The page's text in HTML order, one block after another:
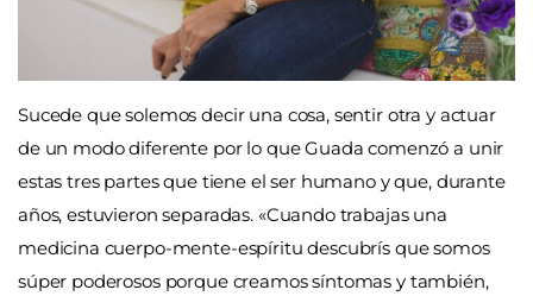
Sucede que solemos decir una cosa, sentir otra y actuar
de un modo diferente por lo que Guada comenzó a unir
estas tres partes que tiene el ser humano y que, durante
años, estuvieron separadas. «Cuando trabajas una
medicina cuerpo-mente-espíritu descubrís que somos
súper poderosos porque creamos síntomas y también,